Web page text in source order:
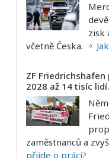
zisk
včetně Česka.
ZF
2028 až 14 tisíc lidí.
zaměstnanců a
přijde o práci?